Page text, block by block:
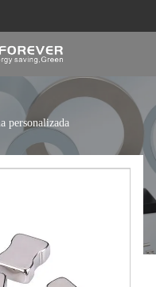
personalizada